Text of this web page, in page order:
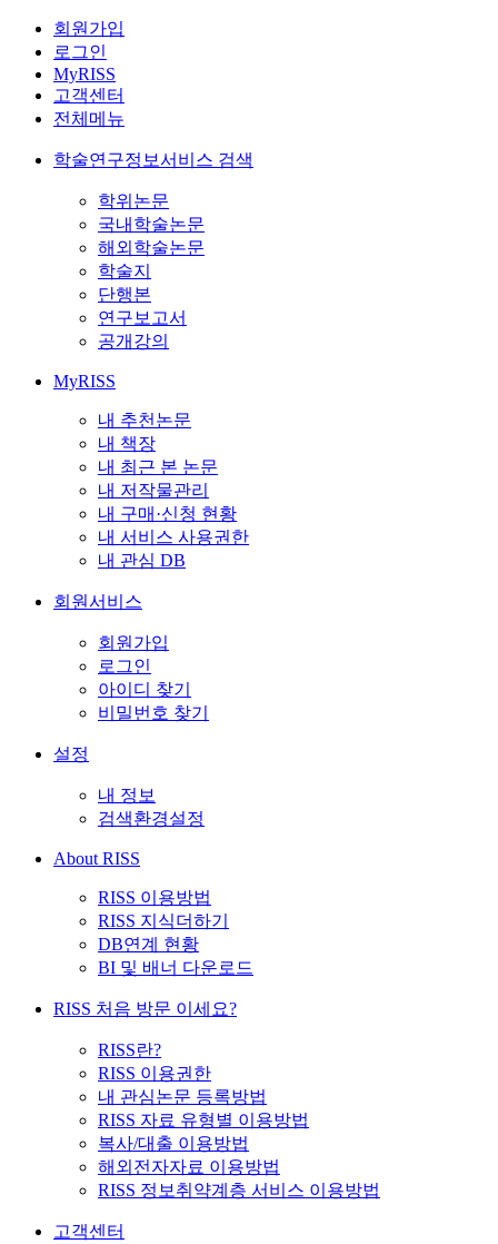
회원가입
로그인
MyRISS
고객센터
전체메뉴
학술연구정보서비스 검색
학위논문
국내학술논문
해외학술논문
학술지
단행본
연구보고서
공개강의
MyRISS
내 추천논문
내 책장
내 최근 본 논문
내 저작물관리
내 구매·신청 현황
내 서비스 사용권한
내 관심 DB
회원서비스
회원가입
로그인
아이디 찾기
비밀번호 찾기
설정
내 정보
검색환경설정
About RISS
RISS 이용방법
RISS 지식더하기
DB연계 현황
BI 및 배너 다운로드
RISS 처음 방문 이세요?
RISS란?
RISS 이용권한
내 관심논문 등록방법
RISS 자료 유형별 이용방법
복사/대출 이용방법
해외전자자료 이용방법
RISS 정보취약계층 서비스 이용방법
고객센터